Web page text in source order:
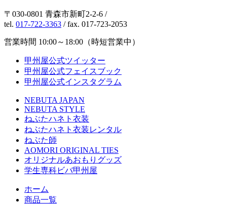
〒030-0801 青森市新町2-2-6 /
tel. 017-722-3363 / fax. 017-723-2053
営業時間 10:00～18:00（時短営業中）
甲州屋公式ツイッター
甲州屋公式フェイスブック
甲州屋公式インスタグラム
NEBUTA JAPAN
NEBUTA STYLE
ねぶたハネト衣装
ねぶたハネト衣装レンタル
ねぶた師
AOMORI ORIGINAL TIES
オリジナルあおもりグッズ
学生専科ビバ甲州屋
ホーム
商品一覧